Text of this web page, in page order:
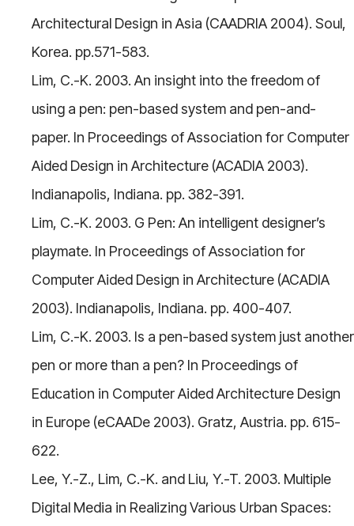
Architectural Design in Asia (CAADRIA 2004). Soul,
Korea. pp.571-583.
Lim, C.-K. 2003. An insight into the freedom of
using a pen: pen-based system and pen-and-
paper. In Proceedings of Association for Computer
Aided Design in Architecture (ACADIA 2003).
Indianapolis, Indiana. pp. 382-391.
Lim, C.-K. 2003. G Pen: An intelligent designer’s
playmate. In Proceedings of Association for
Computer Aided Design in Architecture (ACADIA
2003). Indianapolis, Indiana. pp. 400-407.
Lim, C.-K. 2003. Is a pen-based system just another
pen or more than a pen? In Proceedings of
Education in Computer Aided Architecture Design
in Europe (eCAADe 2003). Gratz, Austria. pp. 615-
622.
Lee, Y.-Z., Lim, C.-K. and Liu, Y.-T. 2003. Multiple
Digital Media in Realizing Various Urban Spaces: